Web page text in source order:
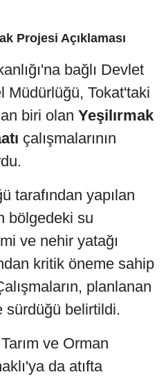
Projesi Açıklaması
bağlı Devlet
Müdürlüğü, Tokat'taki
biri olan Yeşilırmak
çalışmalarının
tarafından yapılan
bölgedeki su
ve nehir yatağı
kritik öneme sahip
planlanan
sürdüğü belirtildi.
ve Orman
da atıfta